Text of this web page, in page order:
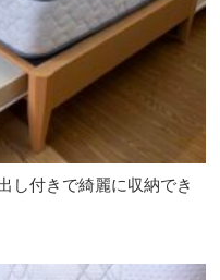
し付きで綺麗に収納でき